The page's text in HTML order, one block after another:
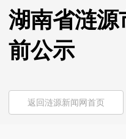
湖南省涟源
前公示
返回涟源新闻网首页